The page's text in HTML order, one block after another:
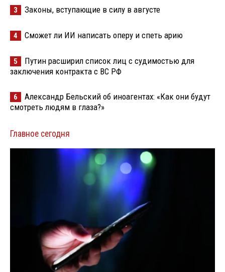
3 Законы, вступающие в силу в августе
4 Сможет ли ИИ написать оперу и спеть арию
5
Путин расширил список лиц с судимостью для
заключения контракта с ВС РФ
6
Александр Бельский об иноагентах: «Как они будут
смотреть людям в глаза?»
Главное сегодня